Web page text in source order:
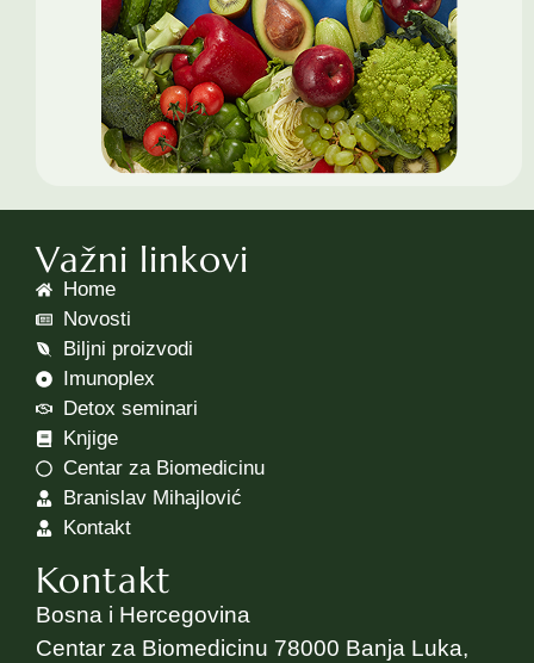
Važni linkovi
Home
Novosti
Biljni proizvodi
Imunoplex
Detox seminari
Knjige
Centar za Biomedicinu
Branislav Mihajlović
Kontakt
Kontakt
Bosna i Hercegovina
Centar za Biomedicinu 78000 Banja Luka,